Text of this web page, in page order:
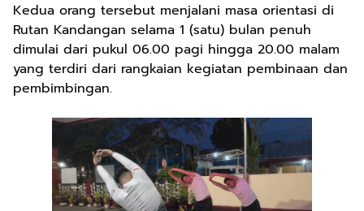
Kedua orang tersebut menjalani masa orientasi di
Rutan Kandangan selama 1 (satu) bulan penuh
dimulai dari pukul 06.00 pagi hingga 20.00 malam
yang terdiri dari rangkaian kegiatan pembinaan dan
pembimbingan.